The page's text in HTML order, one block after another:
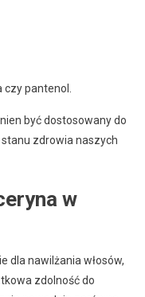
pantenol.
być dostosowany do
zdrowia naszych
w
dla nawilżania włosów,
zdolność do